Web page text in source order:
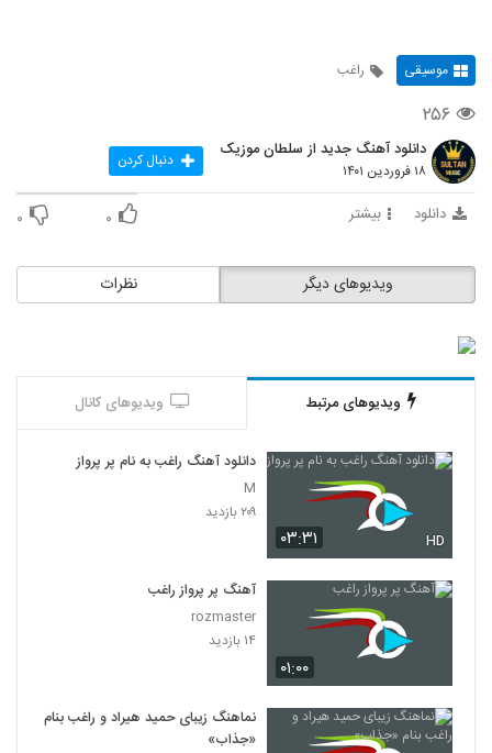
موسیقی راغب
۲۵۶
دانلود آهنگ جدید از سلطان موزیک
۱۸ فروردین ۱۴۰۱ دنبال کردن
دانلود بیشتر ۰ ۰
نظرات ویدیوهای دیگر
ویدیوهای مرتبط ویدیوهای کانال
۰۳:۳۱ HD
دانلود آهنگ راغب به نام پر پرواز
M
۲۰۹ بازدید
۰۱:۰۰
آهنگ پر پرواز راغب
rozmaster
۱۴ بازدید
نماهنگ زیبای حمید هیراد و راغب بنام
«جذاب»